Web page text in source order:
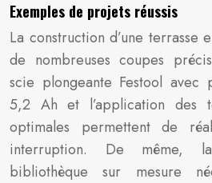
Exemples de projets réussis
La construction d’une terrasse
de nombreuses coupes
scie plongeante Festool avec
5,2 Ah et l’application des
optimales permettent de
interruption. De même,
bibliothèque sur mesure